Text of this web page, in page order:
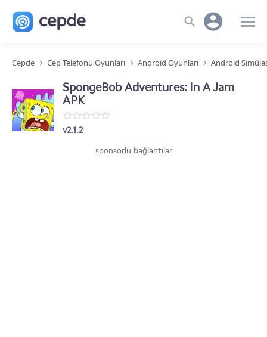
Cepde Cep Telefonu Oyunları Android Oyunları Android
SpongeBob Adventures: In A Jam
APK
v2.1.2
sponsorlu bağlantılar